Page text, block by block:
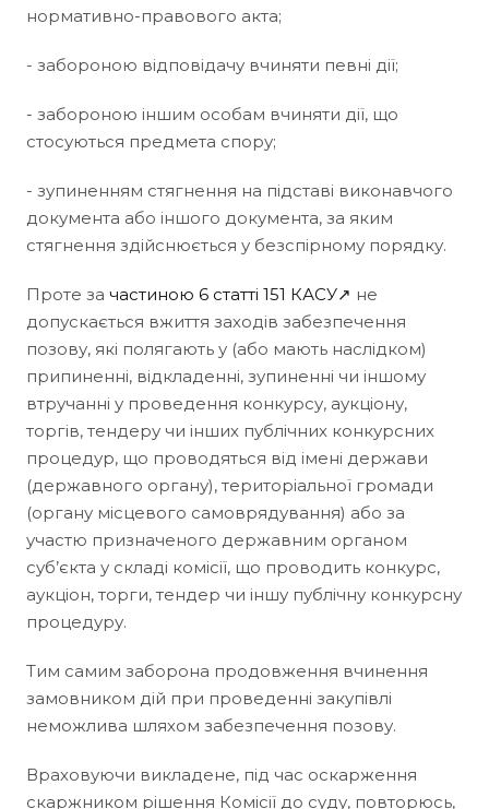
нормативно-правового акта;
- забороною відповідачу вчиняти певні дії;
- забороною іншим особам вчиняти дії, що
стосуються предмета спору;
- зупиненням стягнення на підставі виконавчого
документа або іншого документа, за яким
стягнення здійснюється у безспірному порядку.
Проте за частиною 6 статті 151 КАСУ↗ не
допускається вжиття заходів забезпечення
позову, які полягають у (або мають наслідком)
припиненні, відкладенні, зупиненні чи іншому
втручанні у проведення конкурсу, аукціону,
торгів, тендеру чи інших публічних конкурсних
процедур, що проводяться від імені держави
(державного органу), територіальної громади
(органу місцевого самоврядування) або за
участю призначеного державним органом
суб’єкта у складі комісії, що проводить конкурс,
аукціон, торги, тендер чи іншу публічну конкурсну
процедуру.
Тим самим заборона продовження вчинення
замовником дій при проведенні закупівлі
неможлива шляхом забезпечення позову.
Враховуючи викладене, під час оскарження
скаржником рішення Комісії до суду, повторюсь,